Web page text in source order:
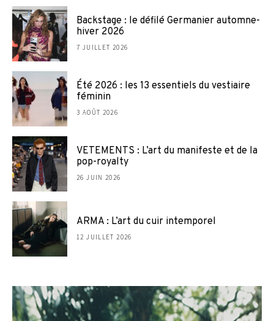
Backstage : le défilé Germanier automne-
hiver 2026
7 JUILLET 2026
Été 2026 : les 13 essentiels du vestiaire
féminin
3 AOÛT 2026
VETEMENTS : L’art du manifeste et de la
pop-royalty
26 JUIN 2026
ARMA : L’art du cuir intemporel
12 JUILLET 2026